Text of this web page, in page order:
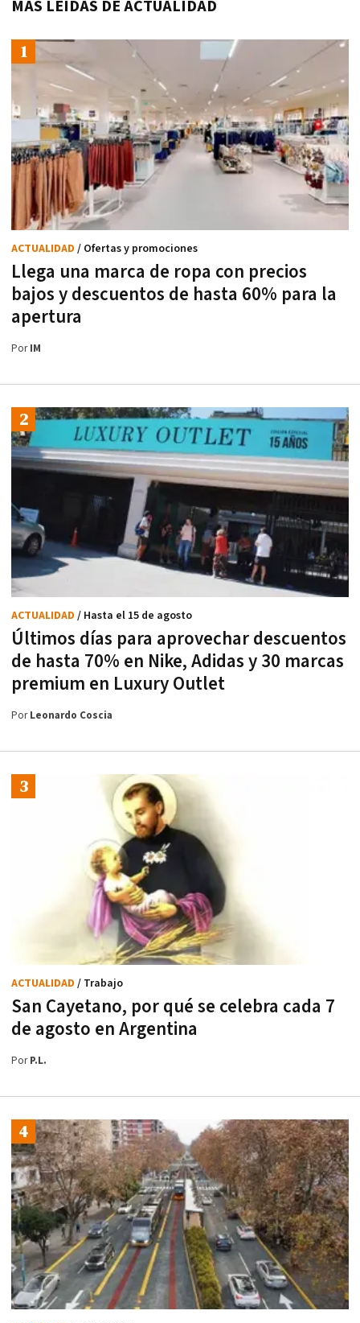
MÁS LEÍDAS DE ACTUALIDAD
Llega una marca de ropa con precios
bajos y descuentos de hasta 60% para la
apertura
ACTUALIDAD / Ofertas y promociones
PorIM
Últimos días para aprovechar descuentos
de hasta 70% en Nike, Adidas y 30 marcas
premium en Luxury Outlet
ACTUALIDAD / Hasta el 15 de agosto
PorLeonardo Coscia
San Cayetano, por qué se celebra cada 7
de agosto en Argentina
ACTUALIDAD / Trabajo
PorP.L.